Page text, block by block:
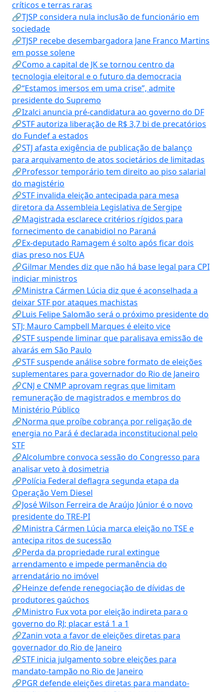
críticos e terras raras
🔗TJSP considera nula inclusão de funcionário em
sociedade
🔗TJSP recebe desembargadora Jane Franco Martins
em posse solene
🔗Como a capital de JK se tornou centro da
tecnologia eleitoral e o futuro da democracia
🔗“Estamos imersos em uma crise”, admite
presidente do Supremo
🔗Izalci anuncia pré-candidatura ao governo do DF
🔗STF autoriza liberação de R$ 3,7 bi de precatórios
do Fundef a estados
🔗STJ afasta exigência de publicação de balanço
para arquivamento de atos societários de limitadas
🔗Professor temporário tem direito ao piso salarial
do magistério
🔗STF invalida eleição antecipada para mesa
diretora da Assembleia Legislativa de Sergipe
🔗Magistrada esclarece critérios rígidos para
fornecimento de canabidiol no Paraná
🔗Ex-deputado Ramagem é solto após ficar dois
dias preso nos EUA
🔗Gilmar Mendes diz que não há base legal para CPI
indiciar ministros
🔗Ministra Cármen Lúcia diz que é aconselhada a
deixar STF por ataques machistas
🔗Luis Felipe Salomão será o próximo presidente do
STJ; Mauro Campbell Marques é eleito vice
🔗STF suspende liminar que paralisava emissão de
alvarás em São Paulo
🔗STF suspende análise sobre formato de eleições
suplementares para governador do Rio de Janeiro
🔗CNJ e CNMP aprovam regras que limitam
remuneração de magistrados e membros do
Ministério Público
🔗Norma que proíbe cobrança por religação de
energia no Pará é declarada inconstitucional pelo
STF
🔗Alcolumbre convoca sessão do Congresso para
analisar veto à dosimetria
🔗Polícia Federal deflagra segunda etapa da
Operação Vem Diesel
🔗José Wilson Ferreira de Araújo Júnior é o novo
presidente do TRE-PI
🔗Ministra Cármen Lúcia marca eleição no TSE e
antecipa ritos de sucessão
🔗Perda da propriedade rural extingue
arrendamento e impede permanência do
arrendatário no imóvel
🔗Heinze defende renegociação de dívidas de
produtores gaúchos
🔗Ministro Fux vota por eleição indireta para o
governo do RJ; placar está 1 a 1
🔗Zanin vota a favor de eleições diretas para
governador do Rio de Janeiro
🔗STF inicia julgamento sobre eleições para
mandato-tampão no Rio de Janeiro
🔗PGR defende eleições diretas para mandato-